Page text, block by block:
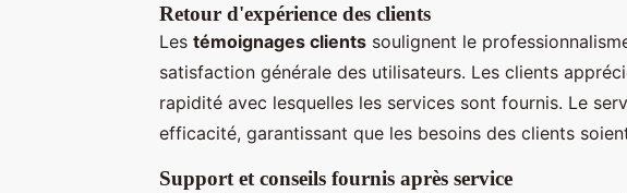
Retour d'expérience des clients
Les témoignages clients soulignent le
satisfaction générale des utilisateurs. Les clients
rapidité avec lesquelles les services sont fournis. Le
efficacité, garantissant que les besoins des clients
Support et conseils fournis après service